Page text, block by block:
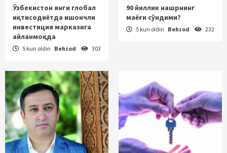
Ўзбекистон янги глобал
иқтисодиётда ишончли
инвестиция марказига
айланмоқда
5 kun oldin Behzod 303
90 йиллик нашрнинг
маёғи сўндими?
5 kun oldin Behzod 232